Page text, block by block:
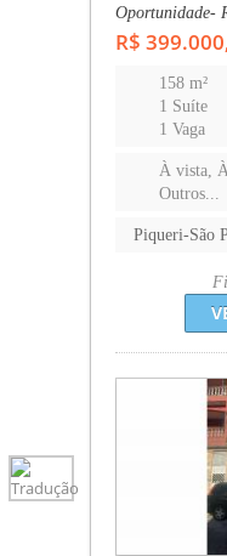
Oportunidade-
R$
158 m²
1 Suíte
1 Vaga
À vista,
Outros...
Piqueri-São